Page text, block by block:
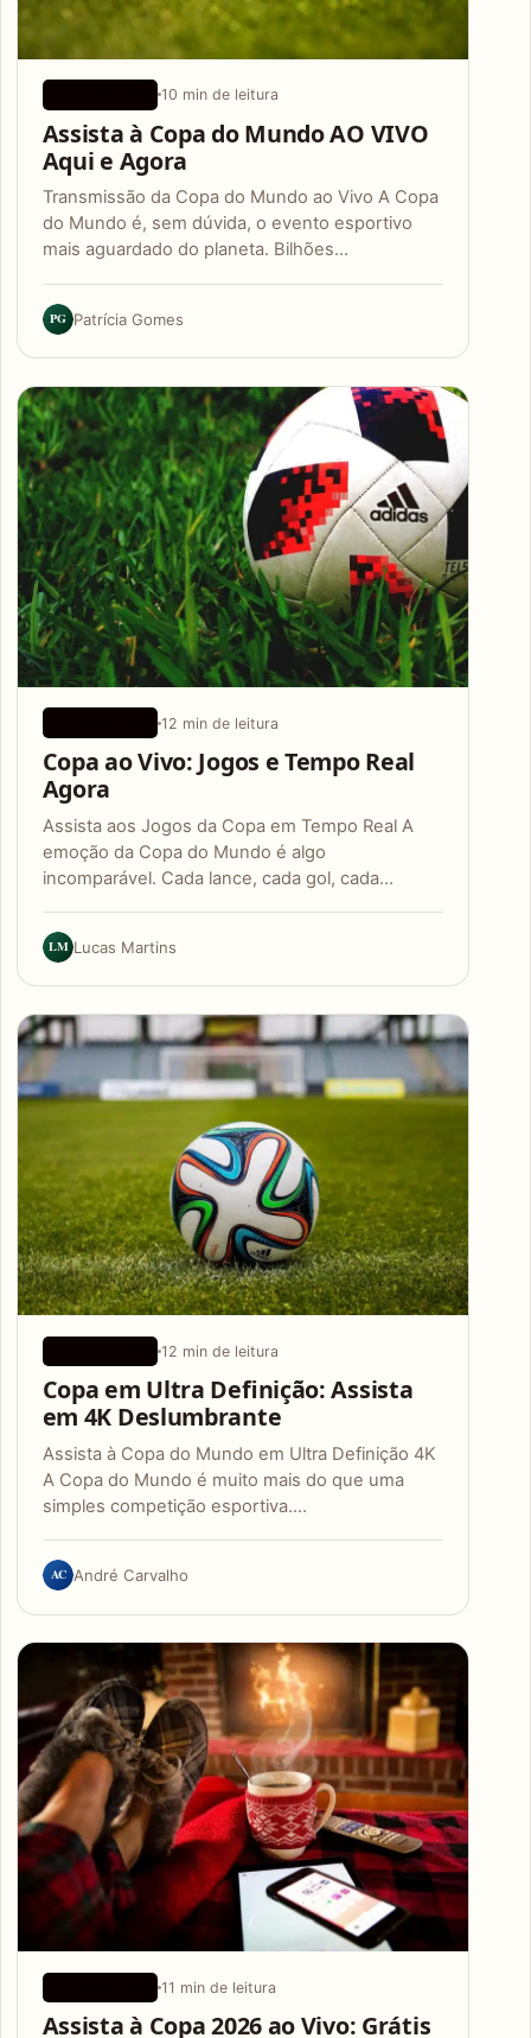
10 min de leitura
Assista à Copa do Mundo AO VIVO
Aqui e Agora
Transmissão da Copa do Mundo ao Vivo A Copa
do Mundo é, sem dúvida, o evento esportivo
mais aguardado do planeta. Bilhões…
PG Patrícia Gomes
12 min de leitura
Copa ao Vivo: Jogos e Tempo Real
Agora
Assista aos Jogos da Copa em Tempo Real A
emoção da Copa do Mundo é algo
incomparável. Cada lance, cada gol, cada…
LM Lucas Martins
12 min de leitura
Copa em Ultra Definição: Assista
em 4K Deslumbrante
Assista à Copa do Mundo em Ultra Definição 4K
A Copa do Mundo é muito mais do que uma
simples competição esportiva.…
AC André Carvalho
11 min de leitura
Assista à Copa 2026 ao Vivo: Grátis